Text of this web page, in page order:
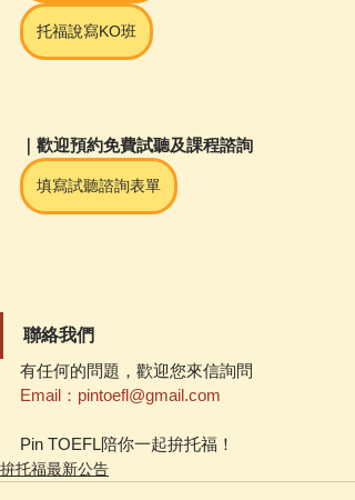
托福說寫KO班
｜歡迎預約免費試聽及課程諮詢
填寫試聽諮詢表單
聯絡我們
有任何的問題，歡迎您來信詢問
Email：pintoefl@gmail.com
Pin TOEFL陪你一起拚托福！
拚托福最新公告